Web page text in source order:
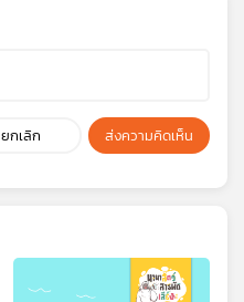
ยกเลิก ส่งความคิดเห็น